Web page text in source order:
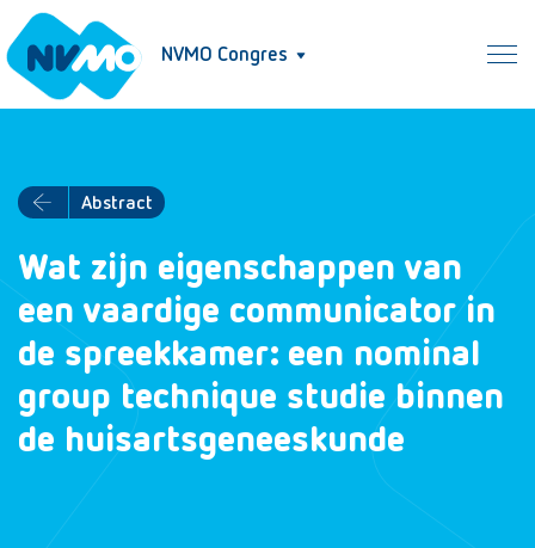
NVMO Congres
Abstract
Wat zijn eigenschappen van
een vaardige communicator in
de spreekkamer: een nominal
group technique studie binnen
de huisartsgeneeskunde